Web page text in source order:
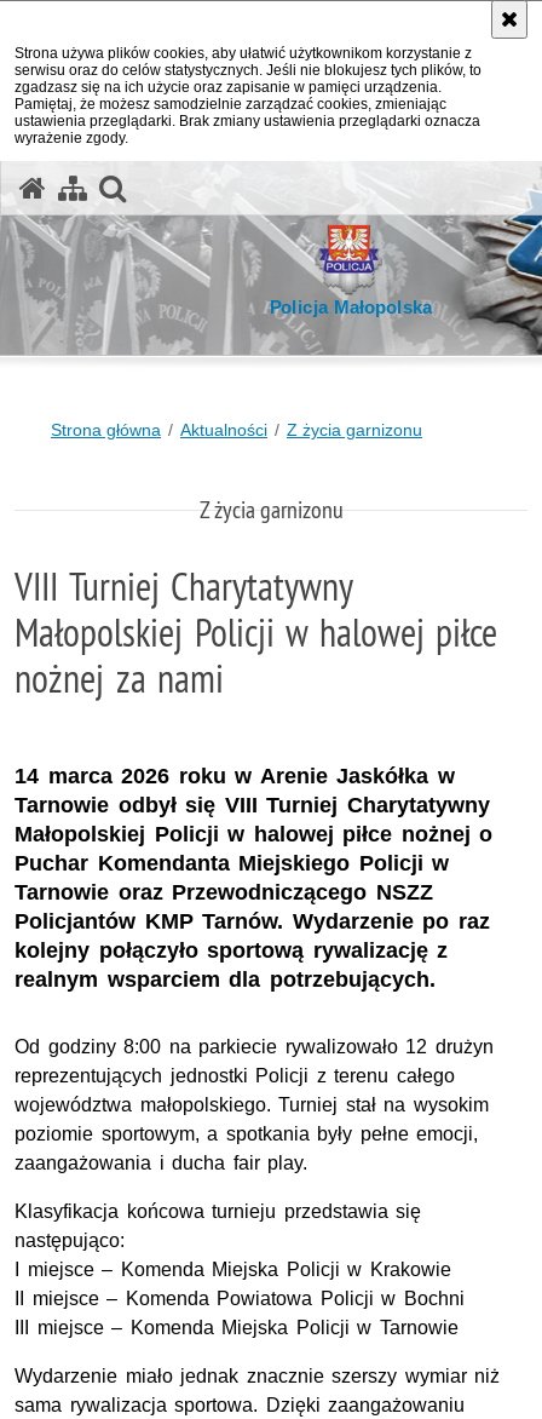
Strona używa plików cookies, aby ułatwić użytkownikom korzystanie z
serwisu oraz do celów statystycznych. Jeśli nie blokujesz tych plików, to
zgadzasz się na ich użycie oraz zapisanie w pamięci urządzenia.
Pamiętaj, że możesz samodzielnie zarządzać cookies, zmieniając
ustawienia przeglądarki. Brak zmiany ustawienia przeglądarki oznacza
wyrażenie zgody.
Policja Małopolska
Strona główna Aktualności Z życia garnizonu
Z życia garnizonu
VIII Turniej Charytatywny
Małopolskiej Policji w halowej piłce
nożnej za nami
14 marca 2026 roku w Arenie Jaskółka w
Tarnowie odbył się VIII Turniej Charytatywny
Małopolskiej Policji w halowej piłce nożnej o
Puchar Komendanta Miejskiego Policji w
Tarnowie oraz Przewodniczącego NSZZ
Policjantów KMP Tarnów. Wydarzenie po raz
kolejny połączyło sportową rywalizację z
realnym wsparciem dla potrzebujących.
Od godziny 8:00 na parkiecie rywalizowało 12 drużyn
reprezentujących jednostki Policji z terenu całego
województwa małopolskiego. Turniej stał na wysokim
poziomie sportowym, a spotkania były pełne emocji,
zaangażowania i ducha fair play.
Klasyfikacja końcowa turnieju przedstawia się
następująco:
I miejsce – Komenda Miejska Policji w Krakowie
II miejsce – Komenda Powiatowa Policji w Bochni
III miejsce – Komenda Miejska Policji w Tarnowie
Wydarzenie miało jednak znacznie szerszy wymiar niż
sama rywalizacja sportowa. Dzięki zaangażowaniu